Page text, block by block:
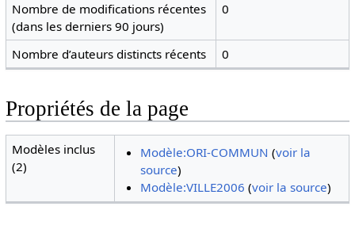
Nombre de modifications récentes
(dans les derniers 90 jours)
0
Nombre d’auteurs distincts récents 0
Propriétés de la page
Modèles inclus
(2)
Modèle:ORI-COMMUN (voir la
source)
Modèle:VILLE2006 (voir la source)